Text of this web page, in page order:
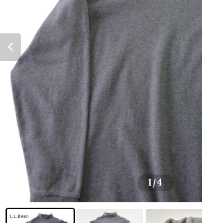
1/4